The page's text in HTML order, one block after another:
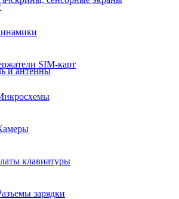
и антенны
SIM-карт
клавиатуры
зарядки